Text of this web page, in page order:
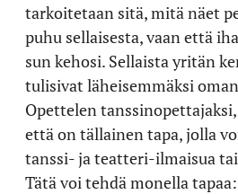
tarkoitetaan sitä, mitä näet
puhu sellaisesta, vaan että
sun kehosi. Sellaista yritän
tulisivat läheisemmäksi
Opettelen
että on tällainen tapa, jolla
tanssi- ja teatteri-ilmaisua
Tätä voi tehdä monella